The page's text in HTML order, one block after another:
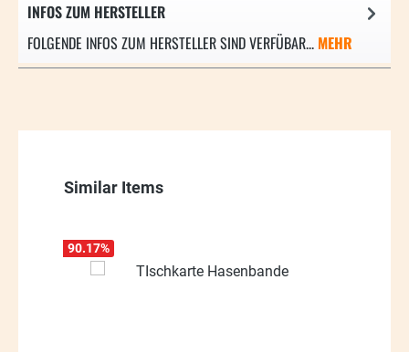
INFOS ZUM HERSTELLER
FOLGENDE INFOS ZUM HERSTELLER SIND VERFÜBAR... MEHR
Produktgalerie überspringen
Similar Items
90.17%